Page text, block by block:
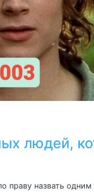
людей,
праву назвать